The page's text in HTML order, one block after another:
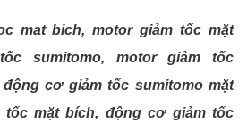
mat bich,motor giảm tốc mặt
sumitomo, motor giảm tốc
động cơ giảm tốc sumitomo mặt
tốc mặt bích, động cơ giảm tốc